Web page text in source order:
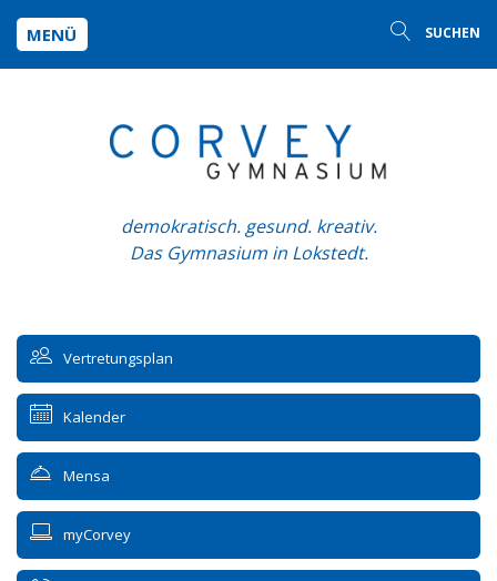
MENÜ SUCHEN
demokratisch. gesund. kreativ.
Das Gymnasium in Lokstedt.
Vertretungsplan
Kalender
Mensa
myCorvey